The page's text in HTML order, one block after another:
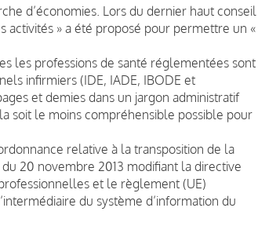
d’économies. Lors du dernier haut conseil
activités » a été proposé pour permettre un «
les professions de santé réglementées sont
infirmiers (IDE, IADE, IBODE et
et demies dans un jargon administratif
soit le moins compréhensible possible pour
relative à la transposition de la
20 novembre 2013 modifiant la directive
et le règlement (UE)
du système d’information du